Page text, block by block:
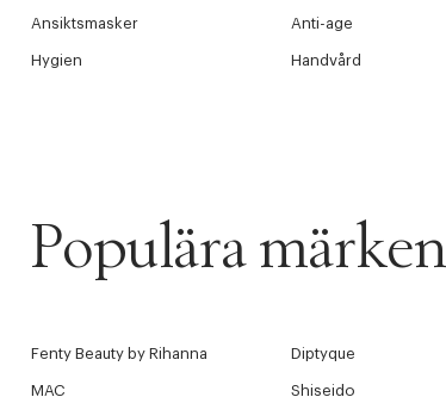
Ansiktsmasker Anti-age
Hygien Handvård
Populära märken
Fenty Beauty by Rihanna Diptyque
MAC Shiseido